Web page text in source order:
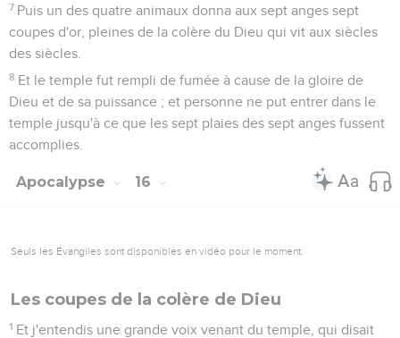
7 Puis un des quatre animaux donna aux sept anges sept
coupes d'or, pleines de la colère du Dieu qui vit aux siècles
des siècles.
8 Et le temple fut rempli de fumée à cause de la gloire de
Dieu et de sa puissance ; et personne ne put entrer dans le
temple jusqu'à ce que les sept plaies des sept anges fussent
accomplies.
Apocalypse 16
Seuls les Évangiles sont disponibles en vidéo pour le moment.
Les coupes de la colère de Dieu
1 Et j'entendis une grande voix venant du temple, qui disait